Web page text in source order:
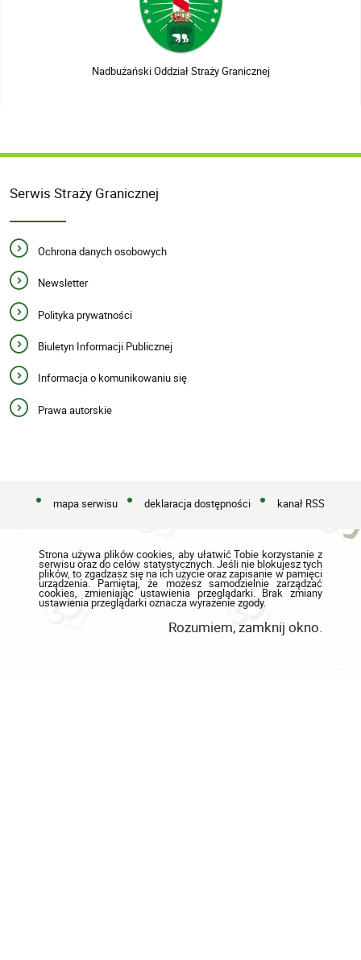
Nadbużański Oddział Straży Granicznej
Serwis Straży Granicznej
Ochrona danych osobowych
Newsletter
Polityka prywatności
Biuletyn Informacji Publicznej
Informacja o komunikowaniu się
Prawa autorskie
mapa serwisu deklaracja dostępności kanał RSS
Strona używa plików cookies, aby ułatwić Tobie korzystanie z
serwisu oraz do celów statystycznych. Jeśli nie blokujesz tych
plików, to zgadzasz się na ich użycie oraz zapisanie w pamięci
urządzenia. Pamiętaj, że możesz samodzielnie zarządzać
cookies, zmieniając ustawienia przeglądarki. Brak zmiany
ustawienia przeglądarki oznacza wyrażenie zgody.
Rozumiem, zamknij okno.